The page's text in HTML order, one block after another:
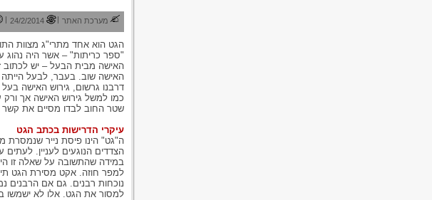
מערכת האתר |
24/2/2014
|
הגט הוא אחד מתרי"ג מצוות
"ספר כריתות" – אשר היה נהוג
האישה מבית הבעל – יש
האישה שוב. בעבר, לבעל הייתה
דרבנו גרשום, גירוש האישה
כמו למשל גירוש האישה אך
שטר החוב לבדו מסיים את קשר
עיקרי הדרישות בכתב הגט
ה"גט" הינו פיסת נייר שנמסרת
הצדדים הנוגעים לעניין.
במידה שהתשובה על שאלה זו
למפר חוזה. אקט מסירת הגט
נוכחות רבנים. גם אם הרבנים
למסור את הגט. אלו לא ישמשו